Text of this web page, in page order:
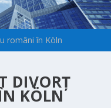
români în Köln
DIVORȚ
KÖLN